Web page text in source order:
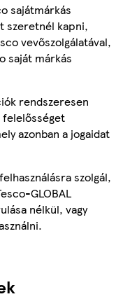
sajátmárkás
szeretnél kapni,
vevőszolgálatával,
saját márkás
rendszeresen
azonban a jogaidat
szolgál,
GLOBAL
nélkül, vagy